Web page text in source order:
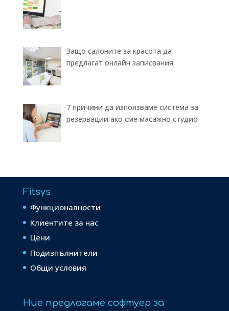
Защо салоните за красота да
предлагат онлайн записвания
7 причини да използваме система за
резервации ако сме масажно студио
Fitsys
Функционалности
Клиентите за нас
Цени
Подизпълнители
Общи условия
Ние предлагаме софтуер за